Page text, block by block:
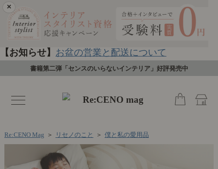
×
【お知らせ】 お盆の営業と配送について
書籍第二弾「センスのいらないインテリア」好評発売中
toggle
navigation
Re:CENO Mag ＞ リセノのこと ＞ 僕と私の愛用品